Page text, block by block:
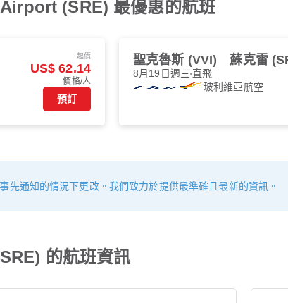
(SRE) 最優惠的航班
起價
US$ 62.14
價格/人
預訂
聖克魯斯 (VVI) 蘇克雷
8月19日週三 直飛
玻利維亞航空
通知的情況下更改。我們致力於提供最準確且最新的資訊。
的航班資訊